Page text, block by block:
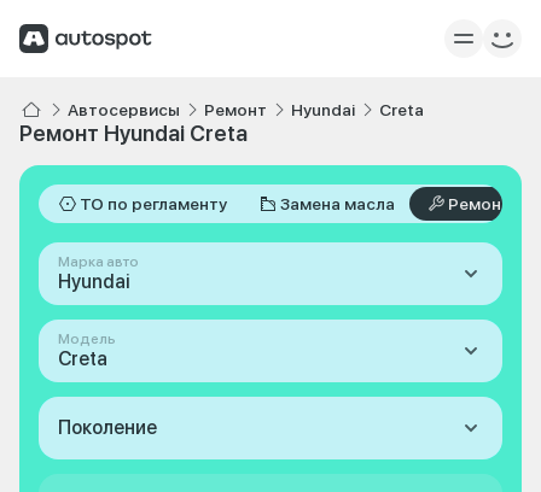
Автосервисы Ремонт Hyundai Creta
Ремонт Hyundai Creta
ТО по регламенту Замена масла Ремонт
Марка авто
Hyundai
Модель
Creta
Поколение